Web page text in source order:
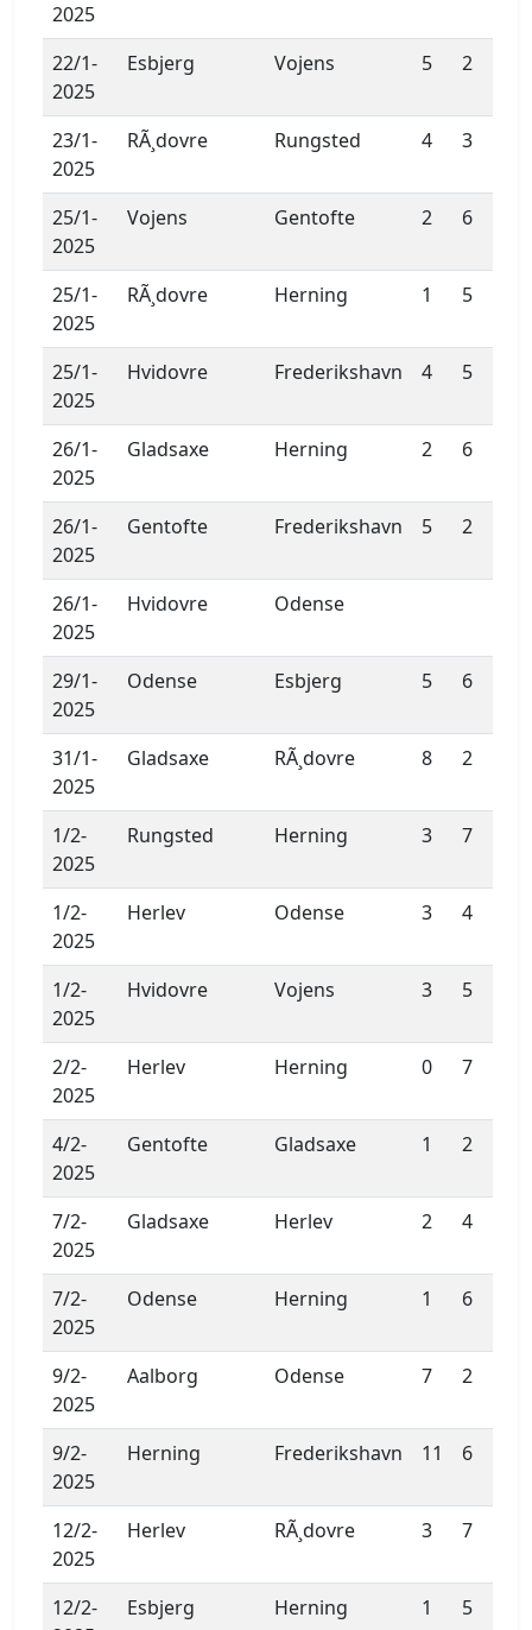
2025
22/1-
2025
Esbjerg Vojens 5 2
23/1-
2025
RÃ¸dovre Rungsted 4 3
25/1-
2025
Vojens Gentofte 2 6
25/1-
2025
RÃ¸dovre Herning 1 5
25/1-
2025
Hvidovre Frederikshavn 4 5
26/1-
2025
Gladsaxe Herning 2 6
26/1-
2025
Gentofte Frederikshavn 5 2
26/1-
2025
Hvidovre Odense
29/1-
2025
Odense Esbjerg 5 6
31/1-
2025
Gladsaxe RÃ¸dovre 8 2
1/2-
2025
Rungsted Herning 3 7
1/2-
2025
Herlev Odense 3 4
1/2-
2025
Hvidovre Vojens 3 5
2/2-
2025
Herlev Herning 0 7
4/2-
2025
Gentofte Gladsaxe 1 2
7/2-
2025
Gladsaxe Herlev 2 4
7/2-
2025
Odense Herning 1 6
9/2-
2025
Aalborg Odense 7 2
9/2-
2025
Herning Frederikshavn 11 6
12/2-
2025
Herlev RÃ¸dovre 3 7
12/2-
Esbjerg Herning 1 5